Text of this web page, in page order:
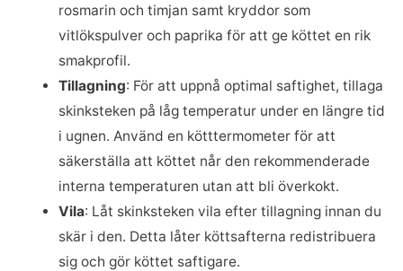
rosmarin och timjan samt kryddor som
vitlökspulver och paprika för att ge köttet en rik
smakprofil.
Tillagning: För att uppnå optimal saftighet, tillaga
skinksteken på låg temperatur under en längre tid
i ugnen. Använd en kötttermometer för att
säkerställa att köttet når den rekommenderade
interna temperaturen utan att bli överkokt.
Vila: Låt skinksteken vila efter tillagning innan du
skär i den. Detta låter köttsafterna redistribuera
sig och gör köttet saftigare.